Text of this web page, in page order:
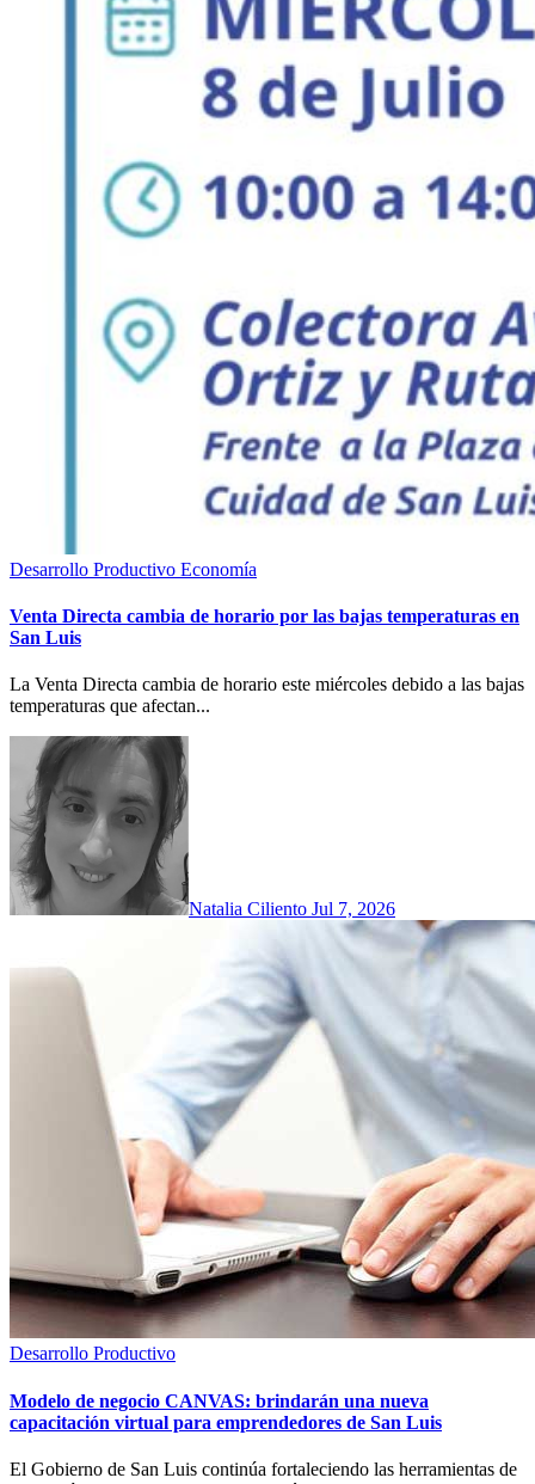
Desarrollo Productivo Economía
Venta Directa cambia de horario por las bajas temperaturas en
San Luis
La Venta Directa cambia de horario este miércoles debido a las bajas
temperaturas que afectan...
Natalia Ciliento Jul 7, 2026
Desarrollo Productivo
Modelo de negocio CANVAS: brindarán una nueva
capacitación virtual para emprendedores de San Luis
El Gobierno de San Luis continúa fortaleciendo las herramientas de